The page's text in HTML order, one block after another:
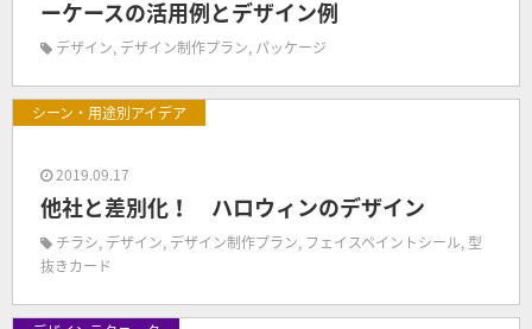
ーケースの活用例とデザイン例
デザイン, デザイン制作プラン, パッケージ
シーン・用途別アイデア
2019.09.17
他社と差別化！ ハロウィンのデザイン
チラシ, デザイン, デザイン制作プラン, フェイスペイントシール, 型
抜きカード